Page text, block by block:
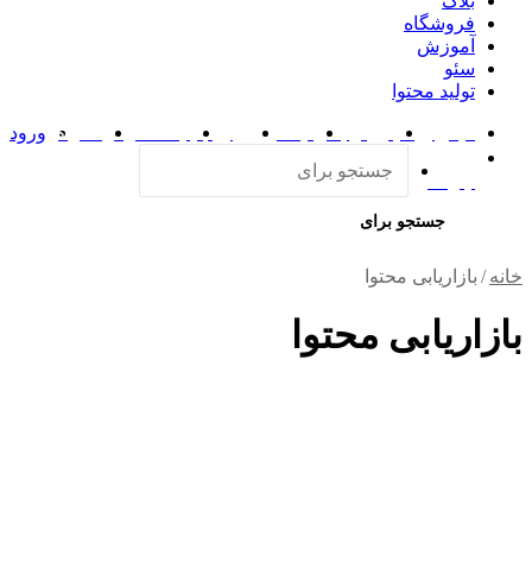
فروشگاه
آموزش
سئو
تولید محتوا
فیس بوک لینکدین یوتیوب اینستاگرام تلگرام ورود
جستجو برای
خانه / بازاریابی محتوا
بازاریابی محتوا